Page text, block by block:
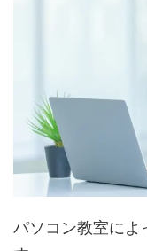
パソコン教室によ